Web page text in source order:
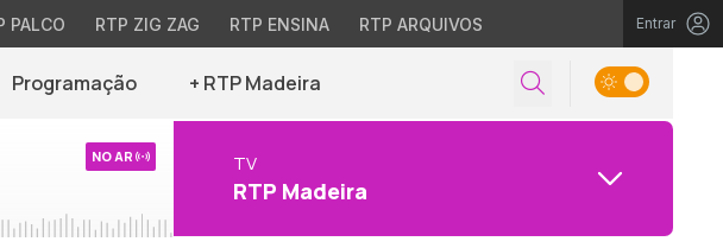
PALCO RTP ZIG ZAG RTP ENSINA RTP ARQUIVOS Entrar
Programação + RTP Madeira
NO AR TV
RTP Madeira